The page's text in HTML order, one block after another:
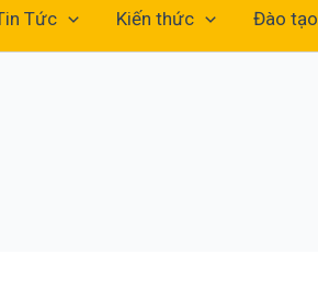
Tức Kiến thức Đào tạo